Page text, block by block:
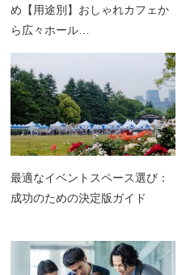
め【用途別】おしゃれカフェか
ら広々ホール…
最適なイベントスペース選び：
成功のための決定版ガイド